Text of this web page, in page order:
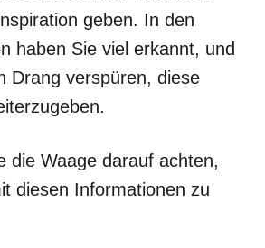
geben. In den
haben Sie viel erkannt, und
Drang verspüren, diese
die Waage darauf achten,
diesen Informationen zu